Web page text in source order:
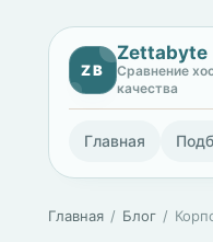
ZB
Zettabyte
Сравнение
качества
Главная
Главная Блог